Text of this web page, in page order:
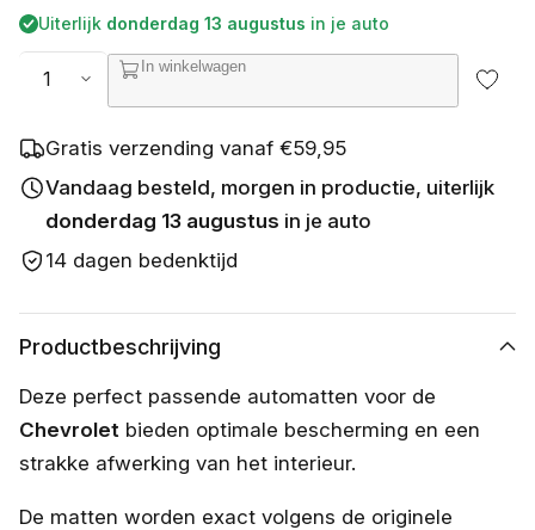
Productbeschrijving
Deze perfect passende automatten voor de
Chevrolet bieden optimale bescherming en een
strakke afwerking van het interieur.
De matten worden exact volgens de originele
e
s
k
a
r
prijs
Uiterlijk donderdag 13 augustus in je auto
In winkelwagen
Gratis verzending vanaf €59,95
Vandaag besteld, morgen in productie, uiterlijk
donderdag 13 augustus in je auto
14 dagen bedenktijd